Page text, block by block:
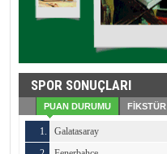
SPOR SONUÇLARI
PUAN DURUMU FİKSTÜR
1. Galatasaray